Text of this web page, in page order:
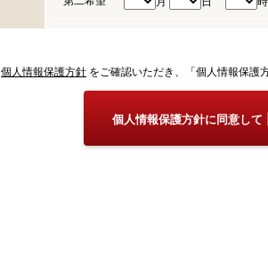
個人情報保護方針 をご確認いただき、「個人情報保護
個人情報保護方針に同意して